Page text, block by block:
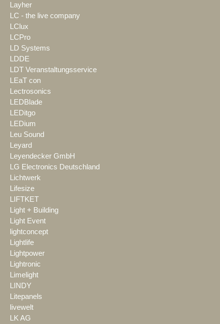
Layher
LC - the live company
LClux
LCPro
LD Systems
LDDE
LDT Veranstaltungsservice
LEaT con
Lectrosonics
LEDBlade
LEDitgo
LEDium
Leu Sound
Leyard
Leyendecker GmbH
LG Electronics Deutschland
Lichtwerk
Lifesize
LIFTKET
Light + Building
Light Event
lightconcept
Lightlife
Lightpower
Lightronic
Limelight
LINDY
Litepanels
livewelt
LK AG